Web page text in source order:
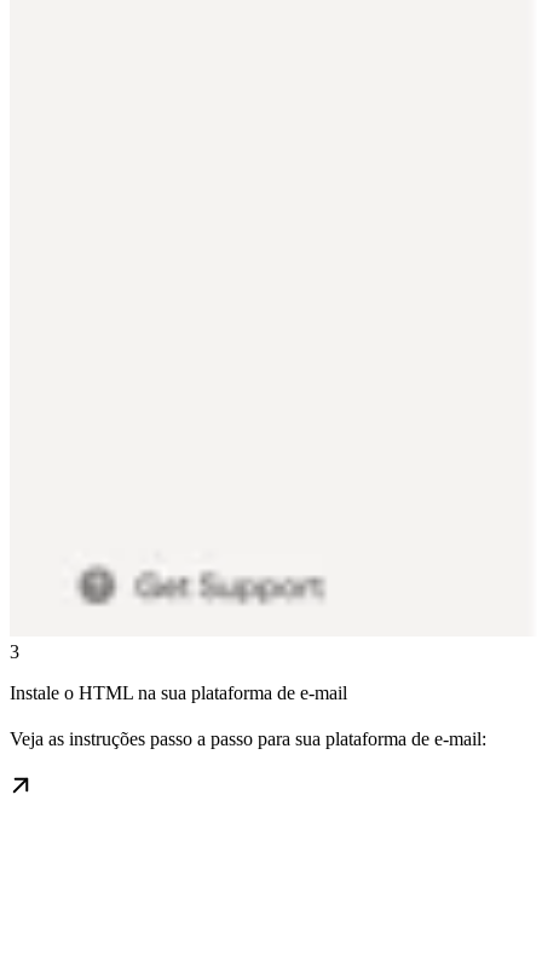
3
Instale o HTML na sua plataforma de e-mail
Veja as instruções passo a passo para sua plataforma de e-mail: